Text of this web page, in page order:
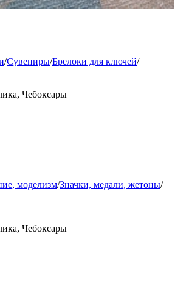
/Сувениры/Брелоки для ключей/
Чебоксары
моделизм/Значки, медали, жетоны/
Чебоксары